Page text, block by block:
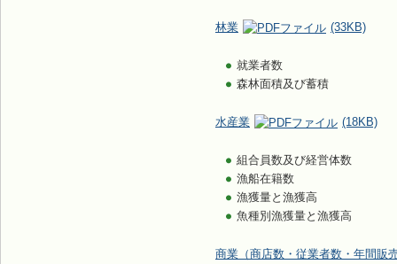
林業 (33KB)
就業者数
森林面積及び蓄積
水産業 (18KB)
組合員数及び経営体数
漁船在籍数
漁獲量と漁獲高
魚種別漁獲量と漁獲高
商業（商店数・従業者数・年間販